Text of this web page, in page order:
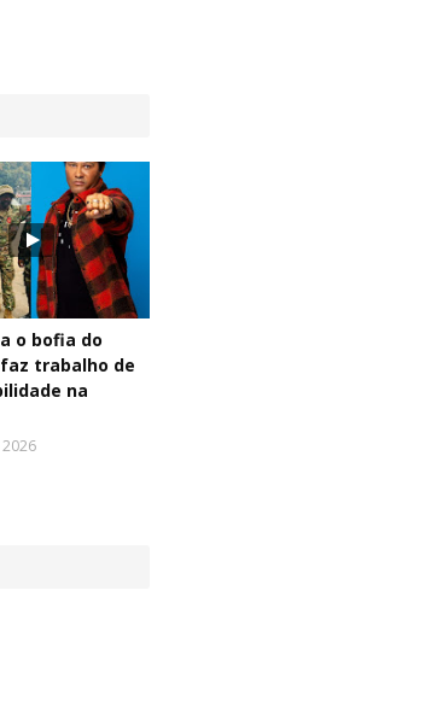
o bofia do
trabalho de
na